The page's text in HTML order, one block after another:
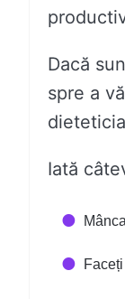
Dacă
spre a
Iată